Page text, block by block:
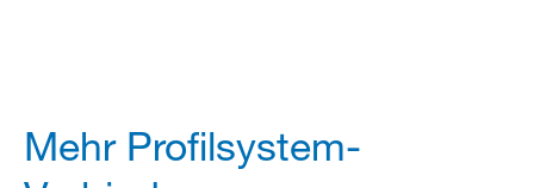
Mehr Profilsystem-